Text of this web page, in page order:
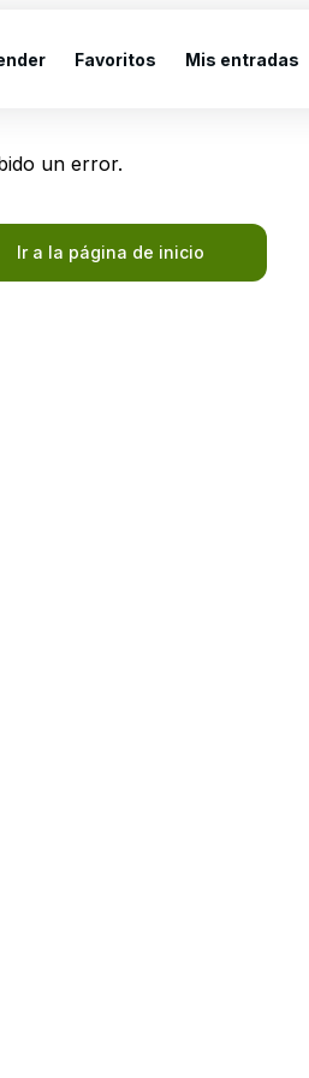
Favoritos Mis entradas
un error.
Ir a la página de inicio